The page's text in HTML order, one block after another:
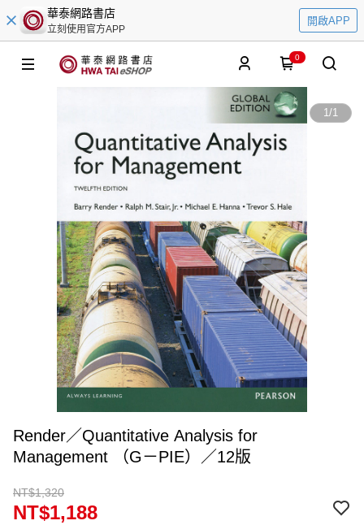
華泰網路書店
立刻使用官方APP
開啟APP
0
1/1
Render／Quantitative Analysis for
Management （G－PIE）／12版
NT$1,320
NT$1,188